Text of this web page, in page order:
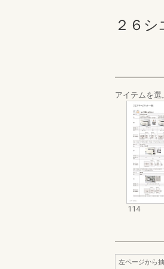
２６
アイテムを選
114
左ページから